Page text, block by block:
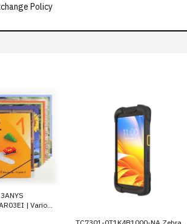
Policy
| Varios